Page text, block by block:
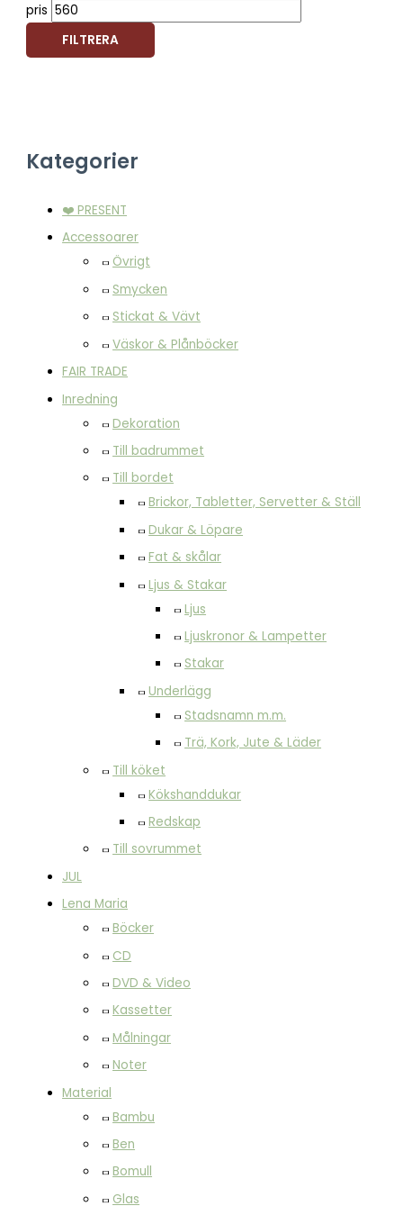
pris
FILTRERA
Kategorier
❤️ PRESENT
Accessoarer
Övrigt
Smycken
Stickat & Vävt
Väskor & Plånböcker
FAIR TRADE
Inredning
Dekoration
Till badrummet
Till bordet
Brickor, Tabletter, Servetter & Ställ
Dukar & Löpare
Fat & skålar
Ljus & Stakar
Ljus
Ljuskronor & Lampetter
Stakar
Underlägg
Stadsnamn m.m.
Trä, Kork, Jute & Läder
Till köket
Kökshanddukar
Redskap
Till sovrummet
JUL
Lena Maria
Böcker
CD
DVD & Video
Kassetter
Målningar
Noter
Material
Bambu
Ben
Bomull
Glas